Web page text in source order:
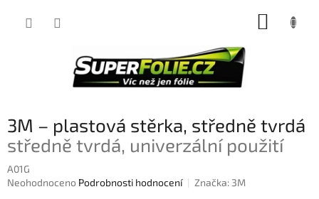
3M – plastová stěrka, středně tvrdá
středně tvrdá, univerzální použití
A01G
Průměrné
Neohodnoceno Podrobnosti hodnocení Značka: 3M